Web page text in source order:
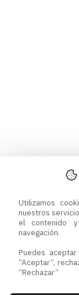
Utilizamos
nuestros
el contenido
navegación.
Puedes
“Aceptar”,
“Rechazar”